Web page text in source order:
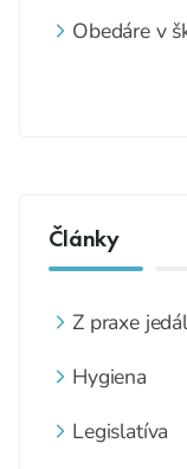
Obedáre v
Články
Z praxe
Hygiena
Legislatíva